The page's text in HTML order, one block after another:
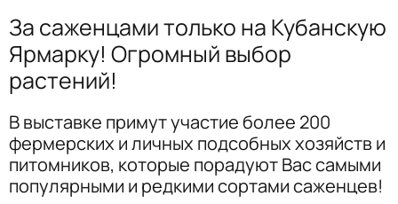
За саженцами только на Кубанскую
Ярмарку! Огромный выбор
растений!
В выставке примут участие более 200
фермерских и личных подсобных хозяйств и
питомников, которые порадуют Вас самыми
популярными и редкими сортами саженцев!